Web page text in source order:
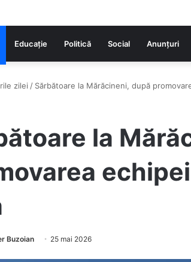
Educaţie Politică Social Anunțuri
zilei / Sărbătoare la Mărăcineni, după
la
Buzoian 25 mai 2026